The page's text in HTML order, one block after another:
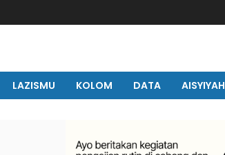
LAZISMU KOLOM DATA AISYIYAH